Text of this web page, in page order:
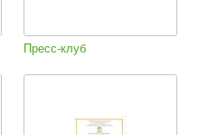
Пресс-клуб